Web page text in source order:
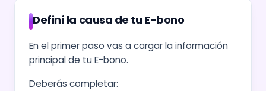
Definí la causa de tu E-bono
En el primer paso vas a cargar la información
principal de tu E-bono.
Deberás completar: